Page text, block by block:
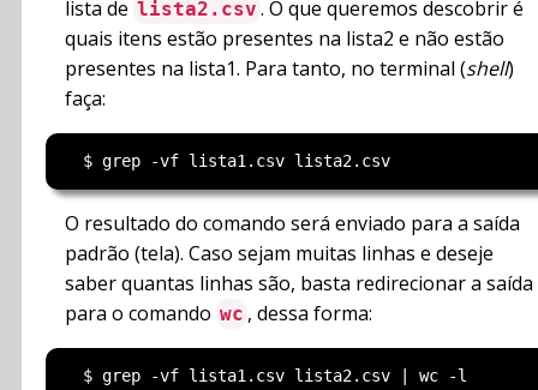
lista de lista2.csv . O que queremos descobrir é
quais itens estão presentes na lista2 e não estão
presentes na lista1. Para tanto, no terminal (shell)
faça:
O resultado do comando será enviado para a saída
padrão (tela). Caso sejam muitas linhas e deseje
saber quantas linhas são, basta redirecionar a saída
para o comando wc , dessa forma: